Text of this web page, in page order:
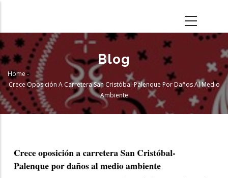
main
content
Blog
Breadcrumb
Home -
Crece Oposición A Carretera San Cristóbal-Palenque Por Daños Al Medio
Ambiente